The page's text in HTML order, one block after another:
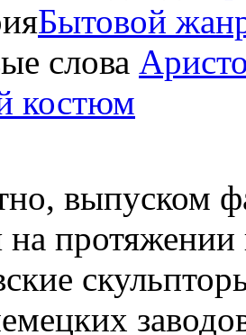
Бытовой
слова
костюм
выпуском
на протяжении